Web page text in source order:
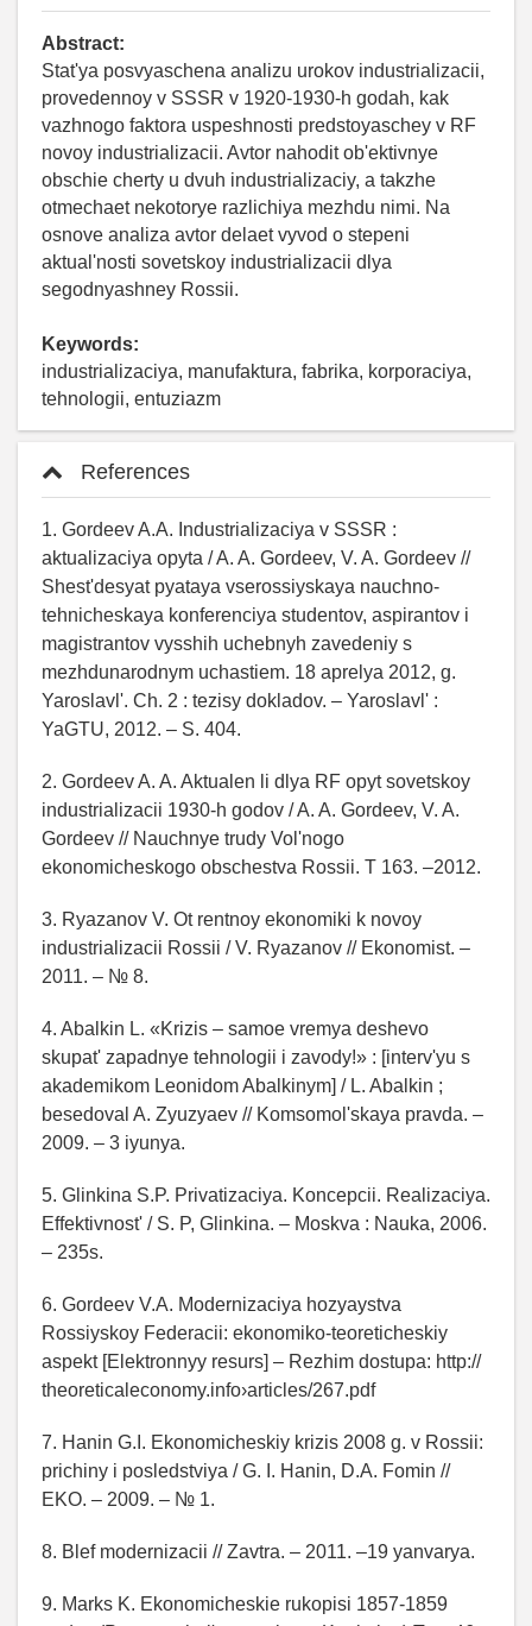
Abstract:
Stat'ya posvyaschena analizu urokov industrializacii,
provedennoy v SSSR v 1920-1930-h godah, kak
vazhnogo faktora uspeshnosti predstoyaschey v RF
novoy industrializacii. Avtor nahodit ob'ektivnye
obschie cherty u dvuh industrializaciy, a takzhe
otmechaet nekotorye razlichiya mezhdu nimi. Na
osnove analiza avtor delaet vyvod o stepeni
aktual'nosti sovetskoy industrializacii dlya
segodnyashney Rossii.
Keywords:
industrializaciya, manufaktura, fabrika, korporaciya,
tehnologii, entuziazm
References
1. Gordeev A.A. Industrializaciya v SSSR :
aktualizaciya opyta / A. A. Gordeev, V. A. Gordeev //
Shest'desyat pyataya vserossiyskaya nauchno-
tehnicheskaya konferenciya studentov, aspirantov i
magistrantov vysshih uchebnyh zavedeniy s
mezhdunarodnym uchastiem. 18 aprelya 2012, g.
Yaroslavl'. Ch. 2 : tezisy dokladov. – Yaroslavl' :
YaGTU, 2012. – S. 404.
2. Gordeev A. A. Aktualen li dlya RF opyt sovetskoy
industrializacii 1930-h godov / A. A. Gordeev, V. A.
Gordeev // Nauchnye trudy Vol'nogo
ekonomicheskogo obschestva Rossii. T 163. –2012.
3. Ryazanov V. Ot rentnoy ekonomiki k novoy
industrializacii Rossii / V. Ryazanov // Ekonomist. –
2011. – № 8.
4. Abalkin L. «Krizis – samoe vremya deshevo
skupat' zapadnye tehnologii i zavody!» : [interv'yu s
akademikom Leonidom Abalkinym] / L. Abalkin ;
besedoval A. Zyuzyaev // Komsomol'skaya pravda. –
2009. – 3 iyunya.
5. Glinkina S.P. Privatizaciya. Koncepcii. Realizaciya.
Effektivnost' / S. P, Glinkina. – Moskva : Nauka, 2006.
– 235s.
6. Gordeev V.A. Modernizaciya hozyaystva
Rossiyskoy Federacii: ekonomiko-teoreticheskiy
aspekt [Elektronnyy resurs] – Rezhim dostupa: http://
theoreticaleconomy.info›articles/267.pdf
7. Hanin G.I. Ekonomicheskiy krizis 2008 g. v Rossii:
prichiny i posledstviya / G. I. Hanin, D.A. Fomin //
EKO. – 2009. – № 1.
8. Blef modernizacii // Zavtra. – 2011. –19 yanvarya.
9. Marks K. Ekonomicheskie rukopisi 1857-1859